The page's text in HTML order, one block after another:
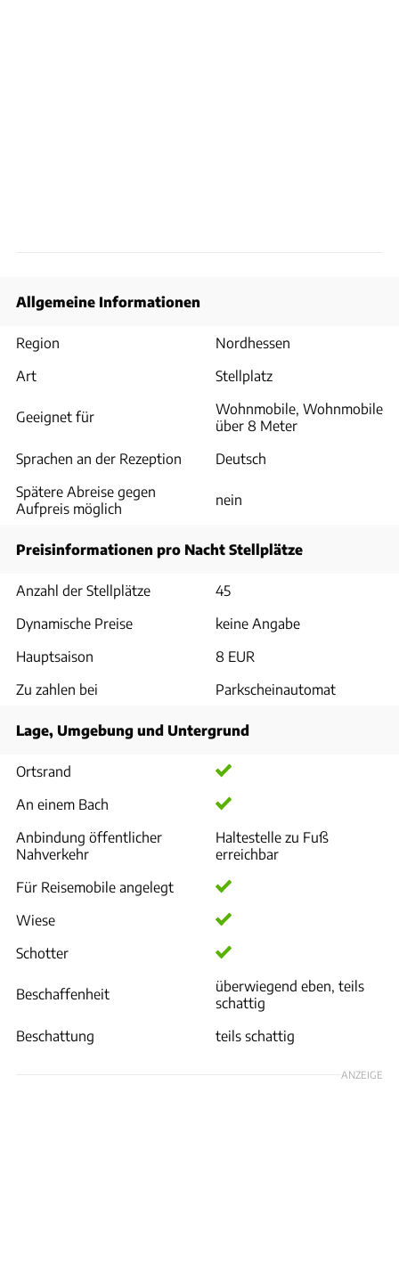
Allgemeine Informationen
Region
Nordhessen
Art
Stellplatz
Geeignet für
Wohnmobile, Wohnmobile
über 8 Meter
Sprachen an der Rezeption
Deutsch
Spätere Abreise gegen
Aufpreis möglich
nein
Preisinformationen pro Nacht Stellplätze
Anzahl der Stellplätze
45
Dynamische Preise
keine Angabe
Hauptsaison
8 EUR
Zu zahlen bei
Parkscheinautomat
Lage, Umgebung und Untergrund
Ortsrand
An einem Bach
Anbindung öffentlicher
Nahverkehr
Haltestelle zu Fuß
erreichbar
Für Reisemobile angelegt
Wiese
Schotter
Beschaffenheit
überwiegend eben, teils
schattig
Beschattung
teils schattig
ANZEIGE